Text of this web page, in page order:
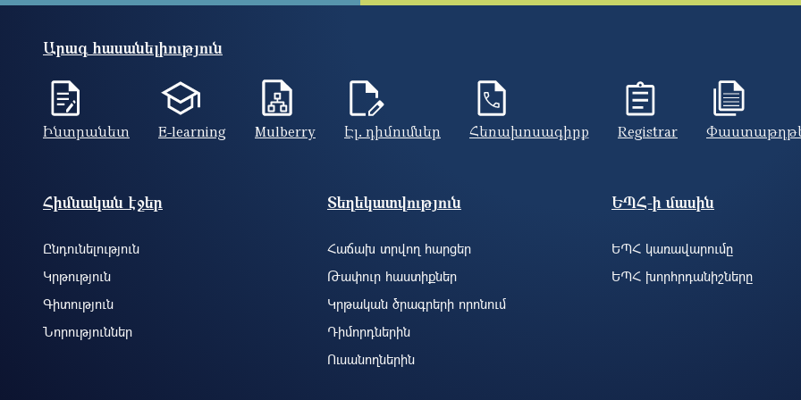
Արագ հասանելիություն
Ինտրանետ E-learning Mulberry Էլ. դիմումներ Հեռախոսագիրք Registrar
Footer site information
Հիմնական էջեր
Ընդունելություն
Կրթություն
Գիտություն
Նորություններ
Տեղեկատվություն
Հաճախ տրվող հարցեր
Թափուր հաստիքներ
Կրթական ծրագրերի որոնում
Դիմորդներին
Ուսանողներին
ԵՊՀ-ի մասին
ԵՊՀ կառավարումը
ԵՊՀ խորհրդանիշները